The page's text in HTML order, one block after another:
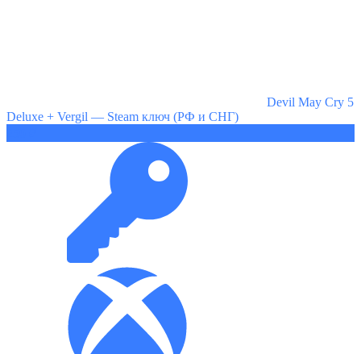
Devil May Cry 5
Deluxe + Vergil — Steam ключ (РФ и СНГ)